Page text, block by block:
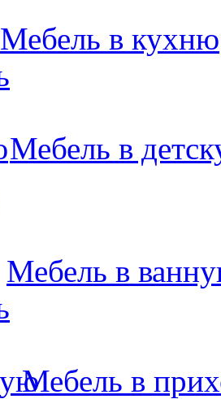
Мебель в кухню
Мебель в
Мебель в
Мебель в